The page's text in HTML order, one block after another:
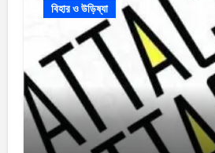
বিহার ও উড়িষ্যা